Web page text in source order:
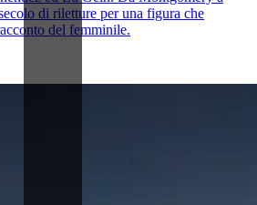
di riletture per una figura che
del femminile.